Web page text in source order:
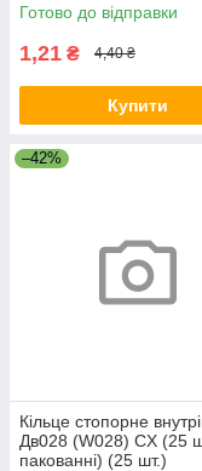
Готово до відправки
1,21 ₴ 4,40 ₴
Купити
–42%
Кільце стопорне
Дв028 (W028) CX (25
пакованні) (25 шт.)